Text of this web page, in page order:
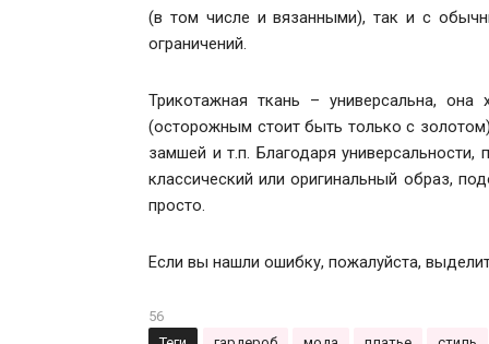
(в том числе и вязанными), так и с
ограничений.
Трикотажная ткань – универсальна,
(осторожным стоит быть только с
замшей и т.п. Благодаря универсальности,
классический или оригинальный образ,
просто.
Если вы нашли ошибку, пожалуйста,
56